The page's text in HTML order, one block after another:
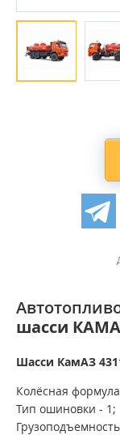
шасси
Шасси КамАЗ
Колёсная
Тип ошиновки - 1;